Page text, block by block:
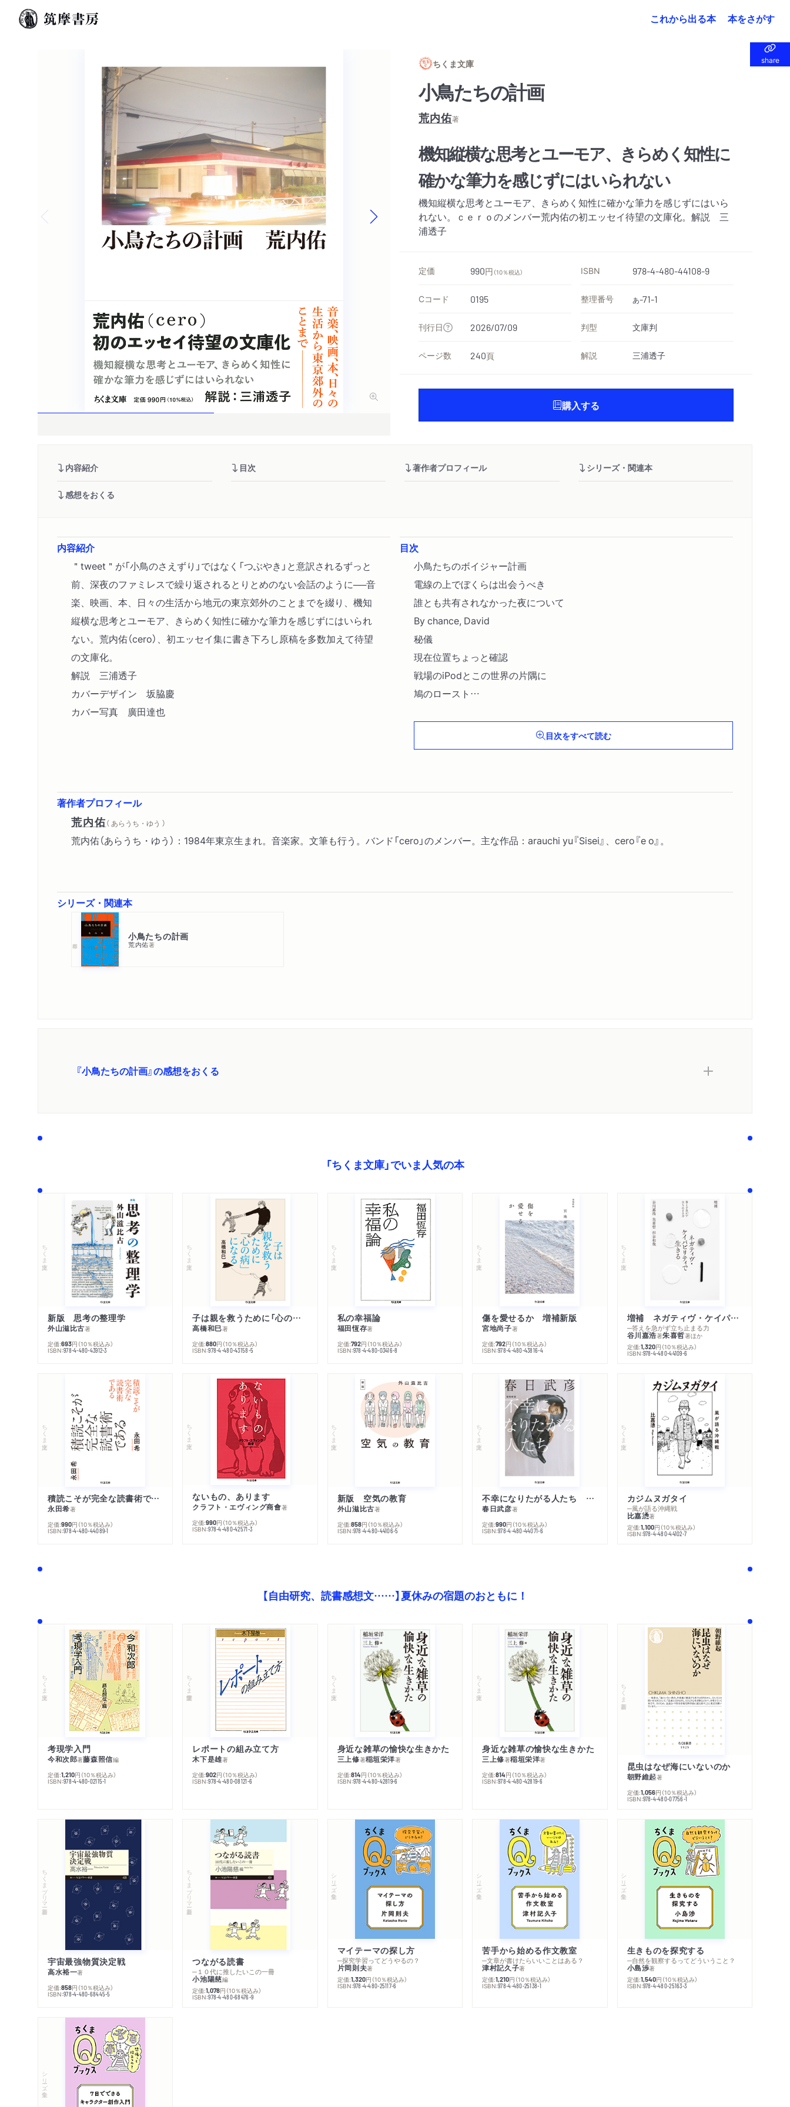
これから出る本 本をさがす
share
share
ちくま文庫
小鳥たちの計画
荒内佑著
機知縦横な思考とユーモア、きらめく知性に
確かな筆力を感じずにはいられない
機知縦横な思考とユーモア、きらめく知性に確かな筆力を感じずにはいら
れない。ｃｅｒｏのメンバー荒内佑の初エッセイ待望の文庫化。解説 三
浦透子
定価 990円 （10％税込） ISBN 978-4-480-44108-9
Cコード 0195 整理番号 あ-71-1
刊行日 2026/07/09 判型 文庫判
ページ数 240頁 解説 三浦透子
購入する
内容紹介 目次 著作者プロフィール シリーズ・関連本
感想をおくる
内容紹介
＂tweet＂が「小鳥のさえずり」ではなく「つぶやき」と意訳されるずっと
前、深夜のファミレスで繰り返されるとりとめのない会話のように──音
楽、映画、本、日々の生活から地元の東京郊外のことまでを綴り、機知
縦横な思考とユーモア、きらめく知性に確かな筆力を感じずにはいられ
ない。荒内佑（cero）、初エッセイ集に書き下ろし原稿を多数加えて待望
の文庫化。
解説 三浦透子
カバーデザイン 坂脇慶
カバー写真 廣田達也
目次
小鳥たちのボイジャー計画
電線の上でぼくらは出会うべき
誰とも共有されなかった夜について
By chance, David
秘儀
現在位置ちょっと確認
戦場のiPodとこの世界の片隅に
鳩のロースト
俺のサブスク元年
「俺」と「僕」問題
ブラジルの手話教室を想起するまで
南風の吹く七日間とオリンピック
中野区で南極の氷がひび割れる音を録音している
台湾製のクロスバイクと旧時代の鈍重さ
コンピュータ・ブルー
自分だけの部屋
私までの距離 三浦透子
目次をすべて読む
著作者プロフィール
荒内佑（ あらうち・ゆう ）
荒内佑（あらうち・ゆう）：1984年東京生まれ。音楽家。文筆も行う。バンド「cero」のメンバー。主な作品：arauchi yu『Sisei』、cero『e o』。
シリーズ・関連本
小鳥たちの計画
荒内佑著
『小鳥たちの計画』の感想をおくる
「ちくま文庫」でいま人気の本
ちくま文庫
新版 思考の整理学
外山滋比古著
定価:693円 （10％税込み）
ISBN:978-4-480-43912-3
ちくま文庫
子は親を救うために「心の病」になる
高橋和巳著
定価:880円 （10％税込み）
ISBN:978-4-480-43158-5
ちくま文庫
私の幸福論
福田恆存著
定価:792円 （10％税込み）
ISBN:978-4-480-03416-8
ちくま文庫
傷を愛せるか 増補新版
宮地尚子著
定価:792円 （10％税込み）
ISBN:978-4-480-43816-4
ちくま文庫
増補 ネガティヴ・ケイパビリティで生きる
─答えを急がず立ち止まる力
谷川嘉浩著朱喜哲著ほか
定価:1,320円 （10％税込み）
ISBN:978-4-480-44109-6
ちくま文庫
積読こそが完全な読書術である
永田希著
定価:990円 （10％税込み）
ISBN:978-4-480-44089-1
ちくま文庫
ないもの、あります
クラフト・エヴィング商會著
定価:990円 （10％税込み）
ISBN:978-4-480-42571-3
ちくま文庫
新版 空気の教育
外山滋比古著
定価:858円 （10％税込み）
ISBN:978-4-480-44106-5
ちくま文庫
不幸になりたがる人たち 増補新版
春日武彦著
定価:990円 （10％税込み）
ISBN:978-4-480-44071-6
ちくま文庫
カジムヌガタイ
─風が語る沖縄戦
比嘉慂著
定価:1,100円 （10％税込み）
ISBN:978-4-480-44102-7
【自由研究、読書感想文……】夏休みの宿題のおともに！
ちくま文庫
考現学入門
今和次郎著藤森照信編
定価:1,210円 （10％税込み）
ISBN:978-4-480-02115-1
ちくま学芸文庫
レポートの組み立て方
木下是雄著
定価:902円 （10％税込み）
ISBN:978-4-480-08121-6
ちくま文庫
身近な雑草の愉快な生きかた
三上修著稲垣栄洋著
定価:814円 （10％税込み）
ISBN:978-4-480-42819-6
ちくま文庫
身近な雑草の愉快な生きかた
三上修著稲垣栄洋著
定価:814円 （10％税込み）
ISBN:978-4-480-42819-6
ちくま新書
昆虫はなぜ海にいないのか
朝野維起著
定価:1,056円 （10％税込み）
ISBN:978-4-480-07756-1
ちくまプリマー新書
宇宙最強物質決定戦
高水裕一著
定価:858円 （10％税込み）
ISBN:978-4-480-68445-5
ちくまプリマー新書
つながる読書
─１０代に推したいこの一冊
小池陽慈編
定価:1,078円 （10％税込み）
ISBN:978-4-480-68476-9
シリーズ・全集
マイテーマの探し方
─探究学習ってどうやるの？
片岡則夫著
定価:1,320円 （10％税込み）
ISBN:978-4-480-25117-6
シリーズ・全集
苦手から始める作文教室
─文章が書けたらいいことはある？
津村記久子著
定価:1,210円 （10％税込み）
ISBN:978-4-480-25138-1
シリーズ・全集
生きものを探究する
─自然を観察するってどういうこと？
小島渉著
定価:1,540円 （10％税込み）
ISBN:978-4-480-25163-3
シリーズ・全集